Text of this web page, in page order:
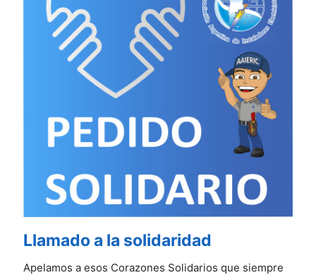
Llamado a la solidaridad
​​​​​Apelamos a esos Corazones Solidarios que siempre